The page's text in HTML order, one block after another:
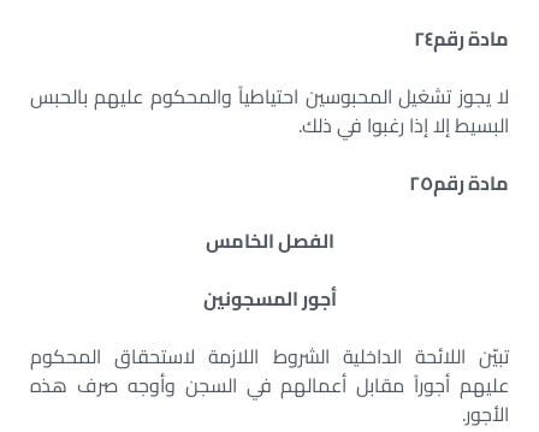
مادة رقم٢٤
لا يجوز تشغيل المحبوسين احتياطياً والمحكوم عليهم بالحبس
البسيط إلا إذا رغبوا في ذلك.
مادة رقم٢٥
الفصل الخامس
أجور المسجونين
تبيّن اللائحة الداخلية الشروط اللازمة لاستحقاق المحكوم
عليهم أجوراً مقابل أعمالهم في السجن وأوجه صرف هذه
الأجور.